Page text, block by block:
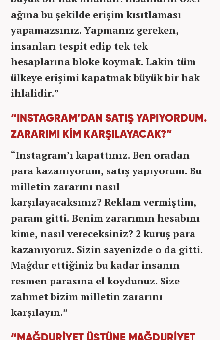
ağına bu şekilde erişim kısıtlaması
yapamazsınız. Yapmanız gereken,
insanları tespit edip tek tek
hesaplarına bloke koymak. Lakin tüm
ülkeye erişimi kapatmak büyük bir hak
ihlalidir.”
“INSTAGRAM’DAN SATIŞ YAPIYORDUM.
ZARARIMI KİM KARŞILAYACAK?”
“Instagram’ı kapattınız. Ben oradan
para kazanıyorum, satış yapıyorum. Bu
milletin zararını nasıl
karşılayacaksınız? Reklam vermiştim,
param gitti. Benim zararımın hesabını
kime, nasıl vereceksiniz? 2 kuruş para
kazanıyoruz. Sizin sayenizde o da gitti.
Mağdur ettiğiniz bu kadar insanın
resmen parasına el koydunuz. Size
zahmet bizim milletin zararını
karşılayın.”
“MAĞDURİYET ÜSTÜNE MAĞDURİYET